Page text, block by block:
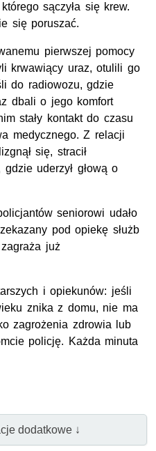
sączyła się krew.
się poruszać.
pierwszej pomocy
krwawiący uraz, otulili go
do radiowozu, gdzie
dbali o jego komfort
stały kontakt do czasu
medycznego. Z relacji
się, stracił
uderzył głową o
seniorowi udało
pod opiekę służb
już
i opiekunów: jeśli
znika z domu, nie ma
zagrożenia zdrowia lub
policję. Każda minuta
dodatkowe ↓